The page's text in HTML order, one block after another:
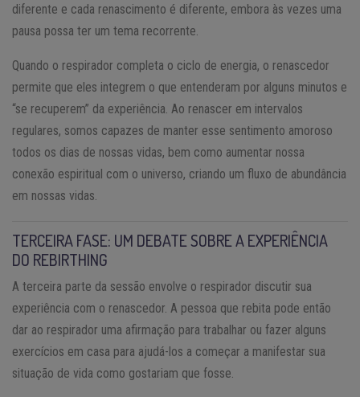
diferente e cada renascimento é diferente, embora às vezes uma
pausa possa ter um tema recorrente.
Quando o respirador completa o ciclo de energia, o renascedor
permite que eles integrem o que entenderam por alguns minutos e
“se recuperem” da experiência. Ao renascer em intervalos
regulares, somos capazes de manter esse sentimento amoroso
todos os dias de nossas vidas, bem como aumentar nossa
conexão espiritual com o universo, criando um fluxo de abundância
em nossas vidas.
TERCEIRA FASE: UM DEBATE SOBRE A EXPERIÊNCIA
DO REBIRTHING
A terceira parte da sessão envolve o respirador discutir sua
experiência com o renascedor. A pessoa que rebita pode então
dar ao respirador uma afirmação para trabalhar ou fazer alguns
exercícios em casa para ajudá-los a começar a manifestar sua
situação de vida como gostariam que fosse.